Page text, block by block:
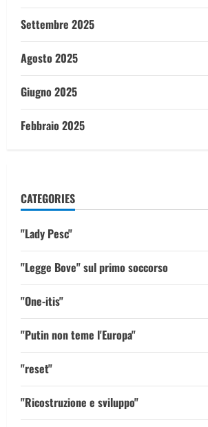
Settembre 2025
Agosto 2025
Giugno 2025
Febbraio 2025
CATEGORIES
"Lady Pesc"
"Legge Bove" sul primo soccorso
"One-itis"
"Putin non teme l'Europa"
"reset"
"Ricostruzione e sviluppo"